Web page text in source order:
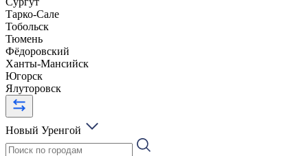
Тарко-Сале
Тобольск
Тюмень
Фёдоровский
Ханты-Мансийск
Югорск
Ялуторовск
Новый Уренгой